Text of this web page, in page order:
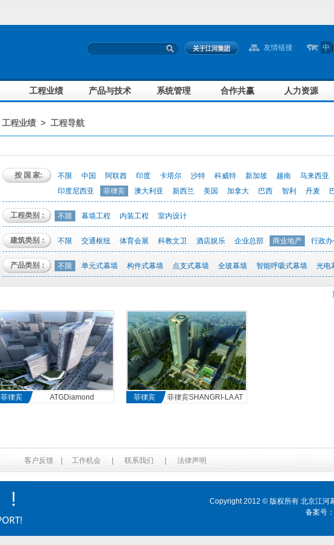
友情链接 中
工程业绩 产品与技术 系统管理 合作共赢 人力资源
工程业绩> 工程导航
按 国 家: 不限 中国 阿联酋 印度 卡塔尔 沙特 科威特 新加坡 越南
马来西亚
印度尼西亚
菲律宾 澳大利亚 新西兰 美国 加拿大 巴西 智利 丹麦
工程类别： 不限 幕墙工程 内装工程 室内设计
建筑类别： 不限 交通枢纽 体育会展 科教文卫 酒店娱乐 企业总部 商业地产 行政
产品类别： 不限 单元式幕墙 构件式幕墙 点支式幕墙 全玻幕墙 智能呼吸式幕墙 光电
菲律宾 ATGDiamond 菲律宾
菲律宾SHANGRI-LA AT
客户反馈 工作机会 联系我们 法律声明
Copyright 2012 © 版权所有 北京江河
备案号